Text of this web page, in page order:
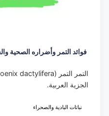
فوائد التمر وأضراره الصحية
الجزية العربية.
نباتات البادية والصحراء